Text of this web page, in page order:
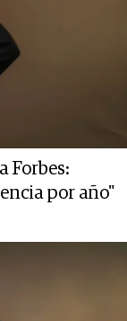
Forbes:
por año"